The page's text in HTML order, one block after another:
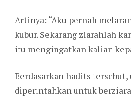
Artinya: “Aku pernah
kubur. Sekarang ziarahlah
itu mengingatkan kalian
Berdasarkan hadits
diperintahkan untuk